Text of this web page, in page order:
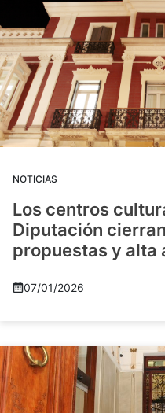
NOTICIAS
Los centros
Diputación
propuestas y alta
07/01/2026